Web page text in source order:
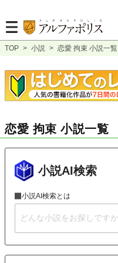
TOP > 小説 > 恋愛 拘束 小説一覧
恋愛 拘束 小説一覧
小説AI検索
小説AI検索とは